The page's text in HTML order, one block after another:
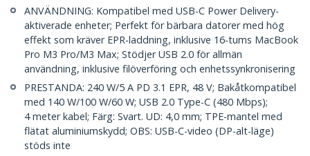
ANVÄNDNING: Kompatibel med USB-C Power Delivery-
aktiverade enheter; Perfekt för bärbara datorer med hög
effekt som kräver EPR-laddning, inklusive 16-tums MacBook
Pro M3 Pro/M3 Max; Stödjer USB 2.0 för allmän
användning, inklusive filöverföring och enhetssynkronisering
PRESTANDA: 240 W/5 A PD 3.1 EPR, 48 V; Bakåtkompatibel
med 140 W/100 W/60 W; USB 2.0 Type-C (480 Mbps);
4 meter kabel; Färg: Svart. UD: 4,0 mm; TPE-mantel med
flätat aluminiumskydd; OBS: USB-C-video (DP-alt-läge)
stöds inte